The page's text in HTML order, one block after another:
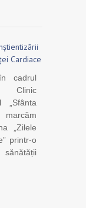
Cardiace
cadrul
Clinic
„Sfânta
marcăm
„Zilele
printr-o